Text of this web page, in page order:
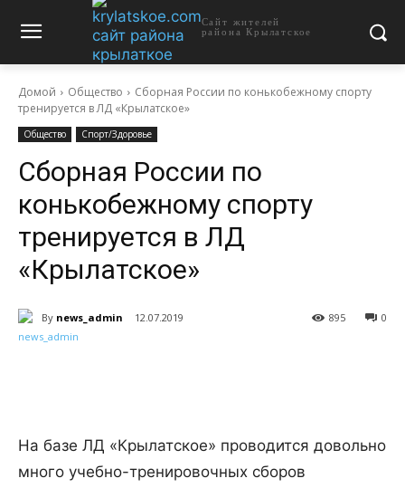
Сайт жителей
района Крылатское
Домой Общество
Сборная России по конькобежному спорту
тренируется в ЛД «Крылатское»
Общество Спорт/Здоровье
Сборная России по
конькобежному спорту
тренируется в ЛД
«Крылатское»
By news_admin 12.07.2019 0
895
На базе ЛД «Крылатское» проводится довольно
много учебно-тренировочных сборов